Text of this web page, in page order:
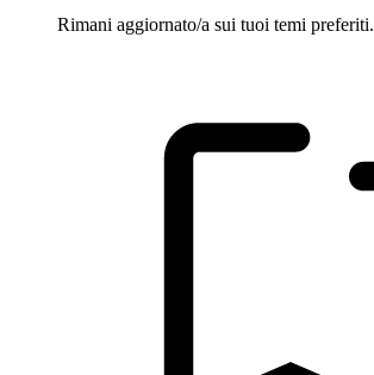
Rimani aggiornato/a sui tuoi temi preferiti.